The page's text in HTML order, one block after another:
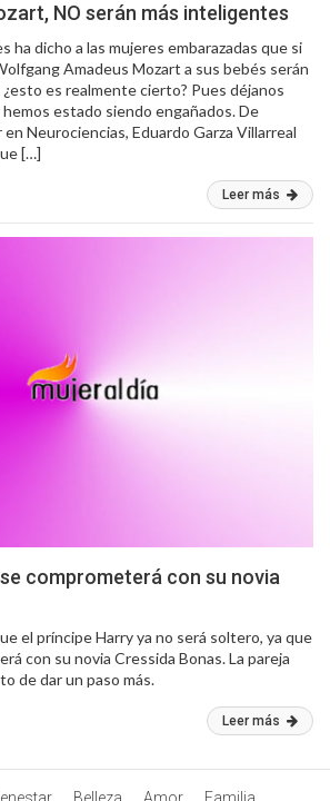
NO serán más inteligentes
ha dicho a las mujeres embarazadas que si
Amadeus Mozart a sus bebés serán
es realmente cierto? Pues déjanos
estado siendo engañados. De
Neurociencias, Eduardo Garza Villarreal
[…]
Leer más
comprometerá con su novia
el príncipe Harry ya no será soltero, ya que
con su novia Cressida Bonas. La pareja
de dar un paso más.
Leer más
Belleza Amor Familia